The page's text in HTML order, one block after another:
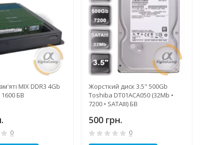
MIX DDR3 4Gb
1600 БВ
0
Жорсткий диск 3.5" 500Gb
Toshiba DT01ACA050 (32Mb •
7200 • SATAIII) БВ
500 грн.
0